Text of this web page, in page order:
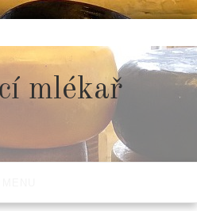
mlékař